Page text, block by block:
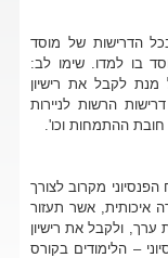
הדרישות של מוסד
בו למדו. שימו לב:
מנת לקבל את רישיון
הרשות לניירות
ההתמחות וכו'.
מקרוב לצורך
איכותית, אשר תעזור
ולקבל את רישיון
– הלימודים בקורס